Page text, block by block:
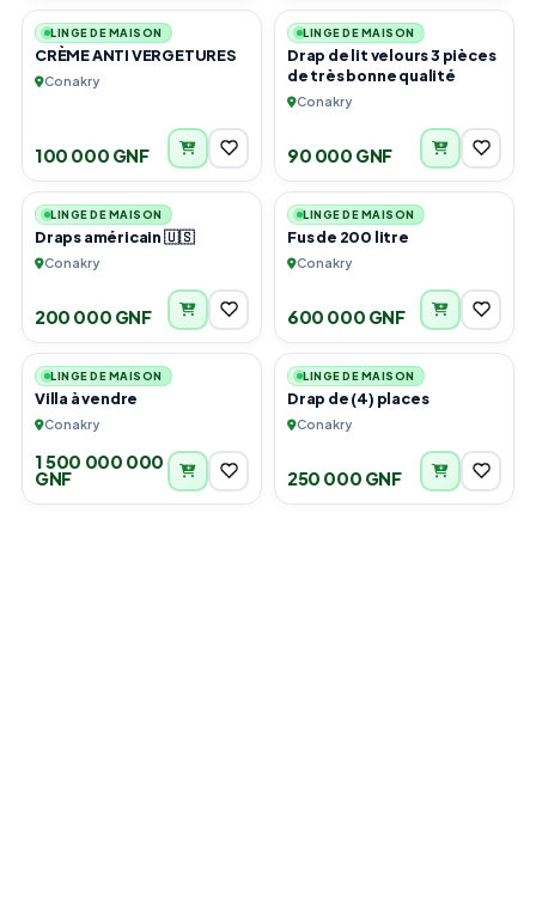
LINGE DE MAISON
CRÈME ANTI VERGETURES
Conakry
100 000 GNF
LINGE DE MAISON
Drap de lit velours 3 pièces
de très bonne qualité
Conakry
90 000 GNF
6
LINGE DE MAISON
Draps américain 🇺🇸
Conakry
200 000 GNF
2
LINGE DE MAISON
Fus de 200 litre
Conakry
600 000 GNF
5
LINGE DE MAISON
Villa à vendre
Conakry
1 500 000 000
GNF
2
LINGE DE MAISON
Drap de (4) places
Conakry
250 000 GNF